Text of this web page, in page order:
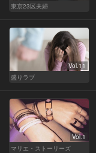
東京23区夫婦
Vol.11
盛りラブ
Vol.1
マリエ・ストーリーズ